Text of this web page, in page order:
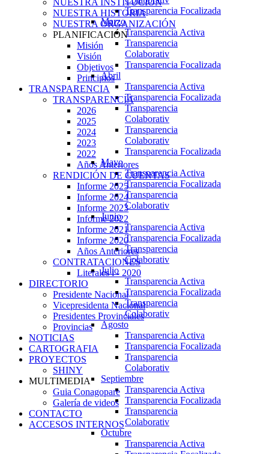
Transparencia Focalizada
Marzo
Transparencia Activa
Transparencia
Colaborativ
Transparencia Focalizada
Abril
Transparencia Activa
Transparencia Focalizada
Transparencia
Colaborativ
Transparencia
Colaborativ
Transparencia Focalizada
Mayo
Transparencia Activa
Transparencia Focalizada
Transparencia
Colaborativ
Junio
Transparencia Activa
Transparencia Focalizada
Transparencia
Colaborativ
Julio
Transparencia Activa
Transparencia Focalizada
Transparencia
Colaborativ
Agosto
Transparencia Activa
Transparencia Focalizada
Transparencia
Colaborativ
Septiembre
Transparencia Activa
Transparencia Focalizada
Transparencia
Colaborativ
Octubre
Transparencia Activa
NUESTRA INSTITUCIÓN
NUESTRA HISTORIA
NUESTRA ORGANIZACIÓN
PLANIFICACIÓN
Misión
Visión
Objetivos
Principios
TRANSPARENCIA
TRANSPARENCIA
2026
2025
2024
2023
2022
Años Anteriores
RENDICIÓN DE CUENTAS
Informe 2025
Informe 2024
Informe 2023
Informe 2022
Informe 2021
Informe 2020
Años Anteriores
CONTRATACIONES
Literales i - 2020
DIRECTORIO
Presidente Nacional
Vicepresidenta Nacional
Presidentes Provinciales
Provincias
NOTICIAS
CARTOGRAFIA
PROYECTOS
SHINY
MULTIMEDIA
Guia Conagopare
Galería de videos
CONTACTO
ACCESOS INTERNOS